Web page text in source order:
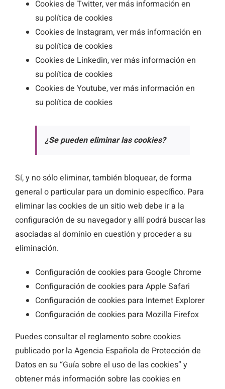
Cookies de Twitter, ver más información en
su política de cookies
Cookies de Instagram, ver más información en
su política de cookies
Cookies de Linkedin, ver más información en
su política de cookies
Cookies de Youtube, ver más información en
su política de cookies
¿Se pueden eliminar las cookies?
Sí, y no sólo eliminar, también bloquear, de forma
general o particular para un dominio específico. Para
eliminar las cookies de un sitio web debe ir a la
configuración de su navegador y allí podrá buscar las
asociadas al dominio en cuestión y proceder a su
eliminación.
Configuración de cookies para Google Chrome
Configuración de cookies para Apple Safari
Configuración de cookies para Internet Explorer
Configuración de cookies para Mozilla Firefox
Puedes consultar el reglamento sobre cookies
publicado por la Agencia Española de Protección de
Datos en su “Guía sobre el uso de las cookies” y
obtener más información sobre las cookies en